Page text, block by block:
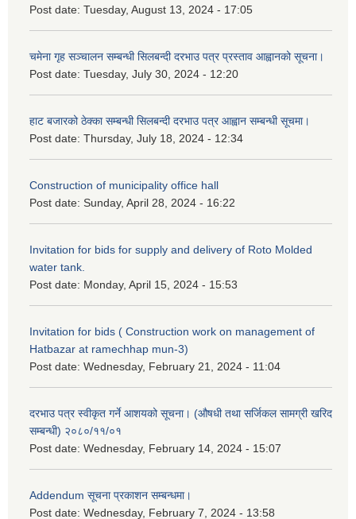
Post date: Tuesday, August 13, 2024 - 17:05
चमेना गृह सञ्चालन सम्बन्धी सिलबन्दी दरभाउ पत्र प्रस्ताव आह्वानको सूचना।
Post date: Tuesday, July 30, 2024 - 12:20
हाट बजारको ठेक्का सम्बन्धी सिलबन्दी दरभाउ पत्र आह्वान सम्बन्धी सूचमा।
Post date: Thursday, July 18, 2024 - 12:34
Construction of municipality office hall
Post date: Sunday, April 28, 2024 - 16:22
Invitation for bids for supply and delivery of Roto Molded
water tank.
Post date: Monday, April 15, 2024 - 15:53
Invitation for bids ( Construction work on management of
Hatbazar at ramechhap mun-3)
Post date: Wednesday, February 21, 2024 - 11:04
दरभाउ पत्र स्वीकृत गर्ने आशयको सूचना। (औषधी तथा सर्जिकल सामग्री खरिद
सम्बन्धी) २०८०/११/०१
Post date: Wednesday, February 14, 2024 - 15:07
Addendum सूचना प्रकाशन सम्बन्धमा।
Post date: Wednesday, February 7, 2024 - 13:58